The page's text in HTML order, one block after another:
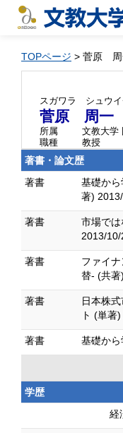
TOPページ > 菅原 周
スガワラ シュウイ
菅原 周一
所属
文教大学
職種
教授
著書・論文歴
著書
基礎か
著)
著書
市場で
2013/10/
著書
ファイ
替- (共
著書
日本株
ト (単著
著書 基礎か
学歴
経